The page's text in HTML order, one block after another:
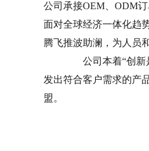
公司承接OEM、ODM
面对全球经济一体化趋
腾飞推波助澜，为人员
公司本着“创新是
发出符合客户需求的产
盟。